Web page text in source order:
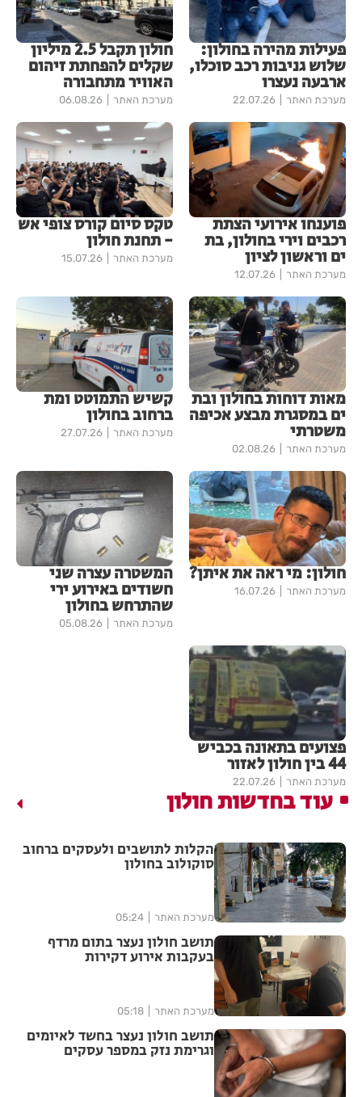
פעילות מהירה בחולון:
שלוש גניבות רכב סוכלו,
ארבעה נעצרו
מערכת האתר 22.07.26
חולון תקבל 2.5 מיליון
שקלים להפחתת זיהום
האוויר מתחבורה
מערכת האתר 06.08.26
פוענחו אירועי הצתת
רכבים וירי בחולון, בת
ים וראשון לציון
מערכת האתר 12.07.26
טקס סיום קורס צופי אש
- תחנת חולון
מערכת האתר 15.07.26
מאות דוחות בחולון ובת
ים במסגרת מבצע אכיפה
משטרתי
מערכת האתר 02.08.26
קשיש התמוטט ומת
ברחוב בחולון
מערכת האתר 27.07.26
חולון: מי ראה את איתן?
מערכת האתר 16.07.26
המשטרה עצרה שני
חשודים באירוע ירי
שהתרחש בחולון
מערכת האתר 05.08.26
פצועים בתאונה בכביש
44 בין חולון לאזור
מערכת האתר 22.07.26
עוד בחדשות חולון
הקלות לתושבים ולעסקים ברחוב
סוקולוב בחולון
מערכת האתר 05:24
תושב חולון נעצר בתום מרדף
בעקבות אירוע דקירות
מערכת האתר 05:18
תושב חולון נעצר בחשד לאיומים
וגרימת נזק במספר עסקים